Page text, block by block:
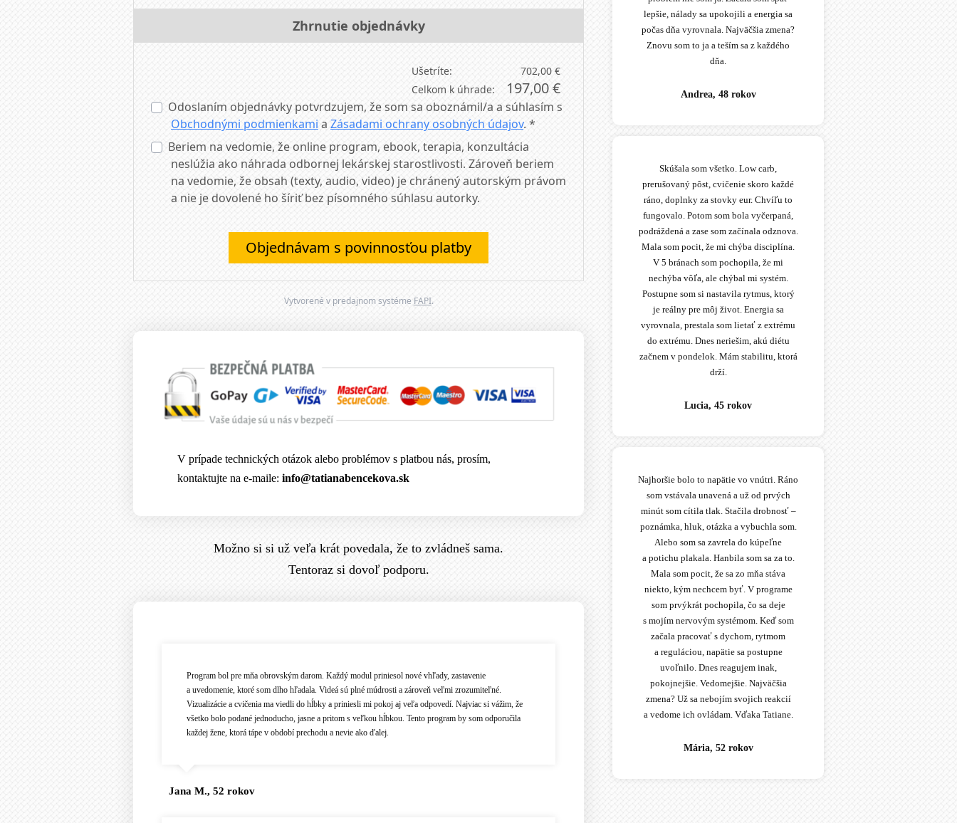
Zhrnutie objednávky
Ušetríte:
702,00 €
Celkom k úhrade:
197,00 €
Odoslaním objednávky potvrdzujem, že som sa oboznámil/a a súhlasím s
Obchodnými podmienkami a Zásadami ochrany osobných údajov. *
Beriem na vedomie, že online program, ebook, terapia, konzultácia
neslúžia ako náhrada odbornej lekárskej starostlivosti. Zároveň beriem
na vedomie, že obsah (texty, audio, video) je chránený autorským právom
a nie je dovolené ho šíriť bez písomného súhlasu autorky.
Objednávam s povinnosťou platby
Vytvorené v predajnom systéme FAPI.
V prípade technických otázok alebo problémov s platbou nás, prosím,
kontaktujte na e-maile: info@tatianabencekova.sk
Možno si si už veľa krát povedala, že to zvládneš sama.
Tentoraz si dovoľ podporu.
Program bol pre mňa obrovským darom. Každý modul priniesol nové vhľady, zastavenie
a uvedomenie, ktoré som dlho hľadala. Videá sú plné múdrosti a zároveň veľmi zrozumiteľné.
Vizualizácie a cvičenia ma viedli do hĺbky a priniesli mi pokoj aj veľa odpovedí. Najviac si vážim, že
všetko bolo podané jednoducho, jasne a pritom s veľkou hĺbkou. Tento program by som odporučila
každej žene, ktorá tápe v období prechodu a nevie ako ďalej.
Jana M., 52 rokov
lepšie, nálady sa upokojili a energia sa
počas dňa vyrovnala. Najväčšia zmena?
Znovu som to ja a teším sa z každého
dňa.
Andrea, 48 rokov
Skúšala som všetko. Low carb,
prerušovaný pôst, cvičenie skoro každé
ráno, doplnky za stovky eur. Chvíľu to
fungovalo. Potom som bola vyčerpaná,
podráždená a zase som začínala odznova.
Mala som pocit, že mi chýba disciplína.
V 5 bránach som pochopila, že mi
nechýba vôľa, ale chýbal mi systém.
Postupne som si nastavila rytmus, ktorý
je reálny pre môj život. Energia sa
vyrovnala, prestala som lietať z extrému
do extrému. Dnes neriešim, akú diétu
začnem v pondelok. Mám stabilitu, ktorá
drží.
Lucia, 45 rokov
Najhoršie bolo to napätie vo vnútri. Ráno
som vstávala unavená a už od prvých
minút som cítila tlak. Stačila drobnosť –
poznámka, hluk, otázka a vybuchla som.
Alebo som sa zavrela do kúpeľne
a potichu plakala. Hanbila som sa za to.
Mala som pocit, že sa zo mňa stáva
niekto, kým nechcem byť. V programe
som prvýkrát pochopila, čo sa deje
s mojím nervovým systémom. Keď som
začala pracovať s dychom, rytmom
a reguláciou, napätie sa postupne
uvoľnilo. Dnes reagujem inak,
pokojnejšie. Vedomejšie. Najväčšia
zmena? Už sa nebojím svojich reakcií
a vedome ich ovládam. Vďaka Tatiane.
Mária, 52 rokov